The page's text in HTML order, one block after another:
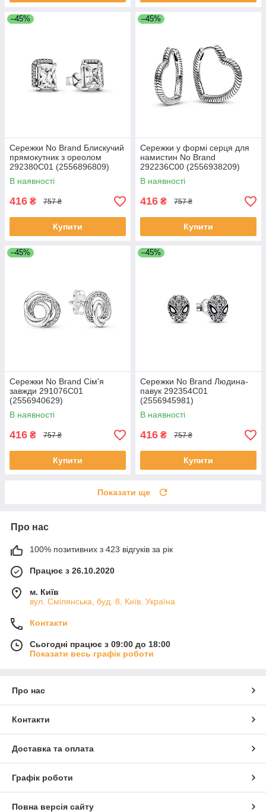
–45%
Сережки No Brand Блискучий
прямокутник з ореолом
292380C01 (2556896809)
В наявності
416 ₴ 757 ₴
Купити
–45%
Сережки у формі серця для
намистин No Brand
292236C00 (2556938209)
В наявності
416 ₴ 757 ₴
Купити
–45%
Сережки No Brand Сім'я
завжди 291076C01
(2556940629)
В наявності
416 ₴ 757 ₴
Купити
–45%
Сережки No Brand Людина-
павук 292354C01
(2556945981)
В наявності
416 ₴ 757 ₴
Купити
Показати ще
Про нас
100% позитивних з 423 відгуків за рік
Працює з 26.10.2020
м. Київ
вул. Смілянська, буд. 8, Київ, Україна
Контакти
Сьогодні працює з 09:00 до 18:00
Показати весь графік роботи
Про нас
Контакти
Доставка та оплата
Графік роботи
Повна версія сайту